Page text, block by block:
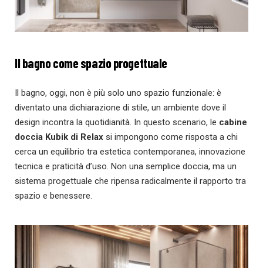
Il bagno come spazio progettuale
Il bagno, oggi, non è più solo uno spazio funzionale: è
diventato una dichiarazione di stile, un ambiente dove il
design incontra la quotidianità. In questo scenario, le cabine
doccia Kubik di Relax si impongono come risposta a chi
cerca un equilibrio tra estetica contemporanea, innovazione
tecnica e praticità d’uso. Non una semplice doccia, ma un
sistema progettuale che ripensa radicalmente il rapporto tra
spazio e benessere.